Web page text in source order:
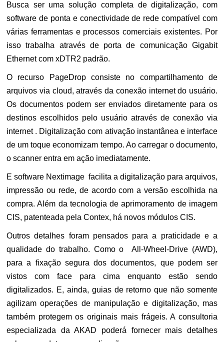
Busca ser uma solução completa de digitalização, com
software de ponta e conectividade de rede compatível com
várias ferramentas e processos comerciais existentes. Por
isso trabalha através de porta de comunicação Gigabit
Ethernet com xDTR2 padrão.
O recurso PageDrop consiste no compartilhamento de
arquivos via cloud, através da conexão internet do usuário.
Os documentos podem ser enviados diretamente para os
destinos escolhidos pelo usuário através de conexão via
internet . Digitalização com ativação instantânea e interface
de um toque economizam tempo. Ao carregar o documento,
o scanner entra em ação imediatamente.
E software Nextimage facilita a digitalização para arquivos,
impressão ou rede, de acordo com a versão escolhida na
compra. Além da tecnologia de aprimoramento de imagem
CIS, patenteada pela Contex, há novos módulos CIS.
Outros detalhes foram pensados para a praticidade e a
qualidade do trabalho. Como o All-Wheel-Drive (AWD),
para a fixação segura dos documentos, que podem ser
vistos com face para cima enquanto estão sendo
digitalizados. E, ainda, guias de retorno que não somente
agilizam operações de manipulação e digitalização, mas
também protegem os originais mais frágeis. A consultoria
especializada da AKAD poderá fornecer mais detalhes